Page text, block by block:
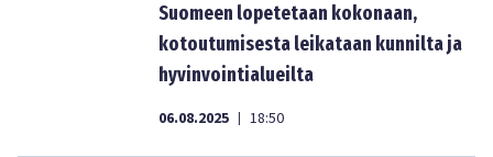
Suomeen lopetetaan kokonaan,
kotoutumisesta leikataan kunnilta ja
hyvinvointialueilta
06.08.2025 | 18:50